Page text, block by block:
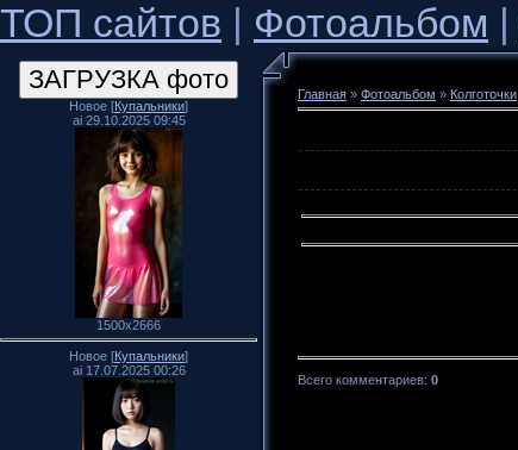
ТОП сайтов | Фотоальбом |
Новое [Купальники]
ai 29.10.2025 09:45
1500x2666
Новое [Купальники]
ai 17.07.2025 00:26
Главная » Фотоальбом » Колготочки
Всего комментариев: 0